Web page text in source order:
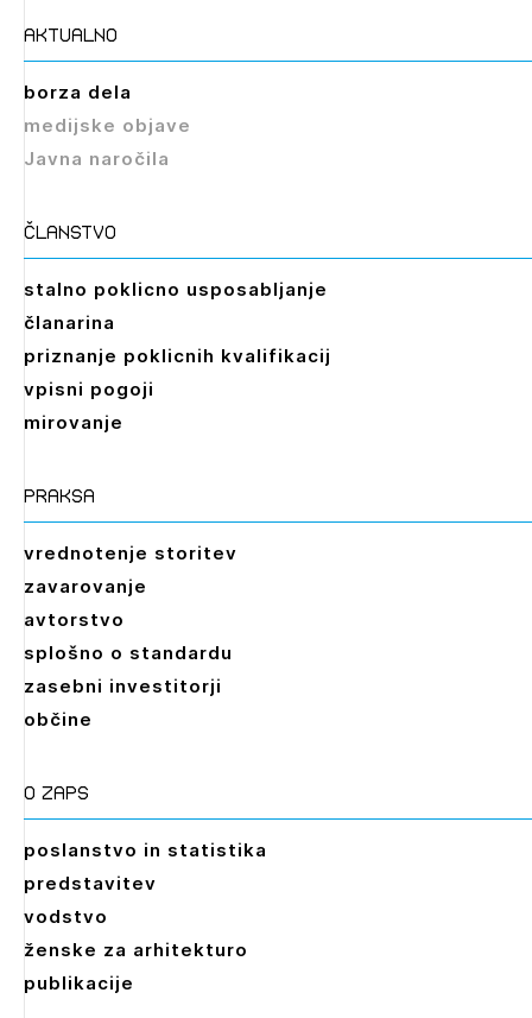
aktualno
borza dela
medijske objave
Javna naročila
članstvo
stalno poklicno usposabljanje
članarina
priznanje poklicnih kvalifikacij
vpisni pogoji
mirovanje
praksa
vrednotenje storitev
zavarovanje
avtorstvo
splošno o standardu
zasebni investitorji
občine
O zaps
poslanstvo in statistika
predstavitev
vodstvo
ženske za arhitekturo
publikacije